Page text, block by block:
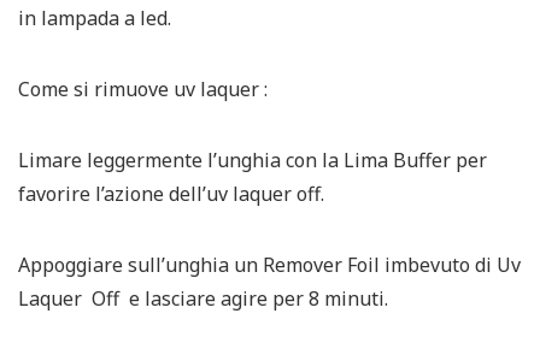
in lampada a led.
Come si rimuove uv laquer :
Limare leggermente l’unghia con la Lima Buffer per
favorire l’azione dell’uv laquer off.
Appoggiare sull’unghia un Remover Foil imbevuto di Uv
Laquer Off e lasciare agire per 8 minuti.